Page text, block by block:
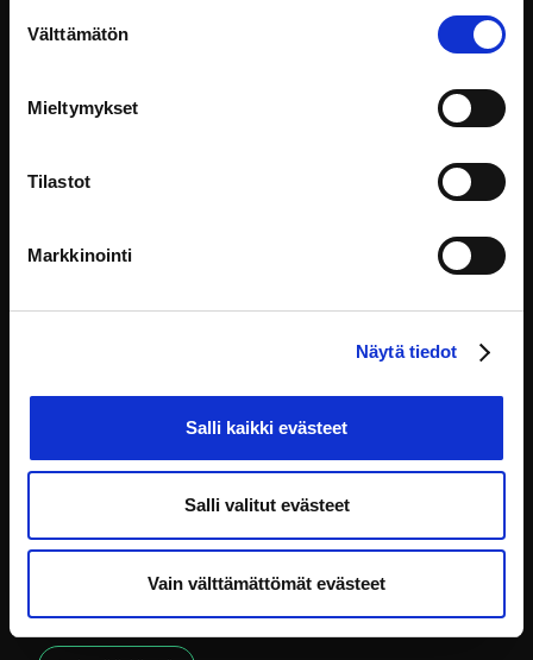
valinta
Välttämätön
Mieltymykset
Tilastot
Markkinointi
Näytä tiedot
Salli kaikki evästeet
Salli valitut evästeet
Vain välttämättömät evästeet
Perus- ja ihmisoikeudet ovat perustavanlaatuisia,
Lainsäädäntö
säädösvalmistelussa
Lapsilla ja nuorilla on oikeus osallistua ja tulla
kuulluiksi, mutta tämä